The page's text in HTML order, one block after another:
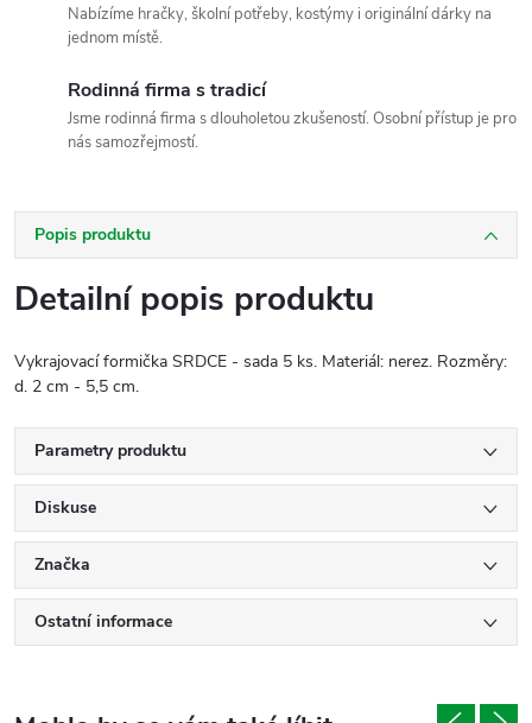
Nabízíme hračky, školní potřeby, kostýmy i originální dárky na
jednom místě.
Rodinná firma s tradicí
Jsme rodinná firma s dlouholetou zkušeností. Osobní přístup je pro
nás samozřejmostí.
Popis produktu
Detailní popis produktu
Vykrajovací formička SRDCE - sada 5 ks. Materiál: nerez. Rozměry:
d. 2 cm - 5,5 cm.
Parametry produktu
Diskuse
Značka
Ostatní informace